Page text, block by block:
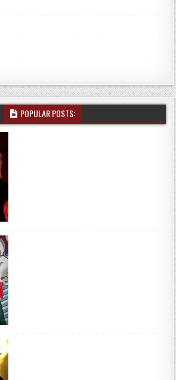
POPULAR POSTS: